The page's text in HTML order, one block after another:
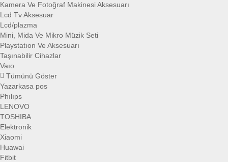
Kamera Ve Fotoğraf Makinesi Aksesuarı
Lcd Tv Aksesuar
Lcd/plazma
Mini, Mida Ve Mikro Müzik Seti
Playstatıon Ve Aksesuarı
Taşınabilir Cihazlar
Vaıo
Tümünü Göster
Yazarkasa pos
Phılıps
LENOVO
TOSHIBA
Elektronik
Xiaomi
Huawai
Fitbit